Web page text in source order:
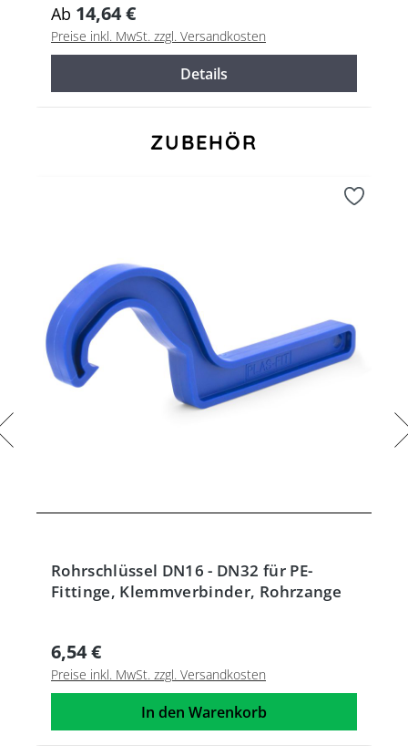
Ab 14,64 €
Preise inkl. MwSt. zzgl. Versandkosten
Details
Produktgalerie überspringen
ZUBEHÖR
Rohrschlüssel DN16 - DN32 für PE-
Fittinge, Klemmverbinder, Rohrzange
6,54 €
Preise inkl. MwSt. zzgl. Versandkosten
In den Warenkorb